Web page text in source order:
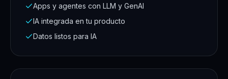
Apps y agentes con LLM y GenAI
IA integrada en tu producto
Datos listos para IA